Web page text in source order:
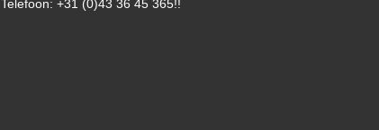
Telefoon: +31 (0)43 36 45 365!!